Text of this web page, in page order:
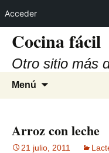
Acceder
Cocina fácil
Otro sitio más
Menú
Arroz con leche
21 julio, 2011